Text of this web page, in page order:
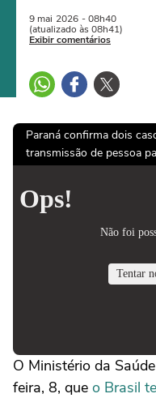
9 mai 2026 - 08h40
(atualizado às 08h41)
Exibir comentários
Paraná confirma dois
transmissão de pessoa
O Ministério da
feira, 8, que o Brasil